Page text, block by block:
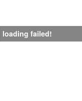
loading failed!